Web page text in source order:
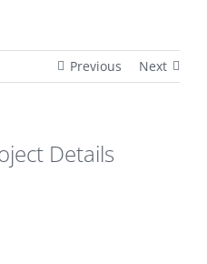
Previous Next
Details